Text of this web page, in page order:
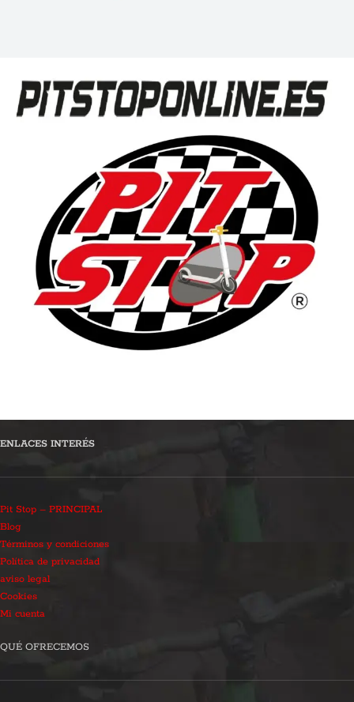
ENLACES INTERÉS
Pit Stop – PRINCIPAL
Blog
Términos y condiciones
Política de privacidad
aviso legal
Cookies
Mi cuenta
QUÉ OFRECEMOS